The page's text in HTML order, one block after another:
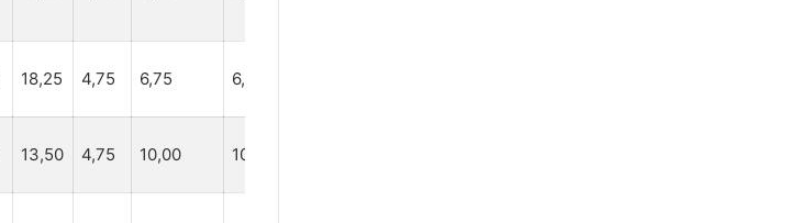
18,25 4,75 6,75 6,75
13,50 4,75 10,00 10,00